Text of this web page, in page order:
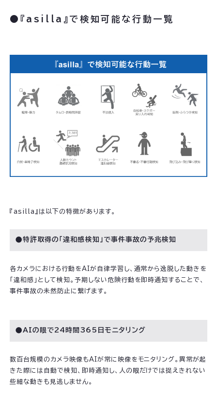
●『asilla』で検知可能な行動一覧
『asilla』は以下の特徴があります。
●特許取得の「違和感検知」で事件事故の予兆検知
各カメラにおける行動をAIが自律学習し、通常から逸脱した動きを
「違和感」として検知。予期しない危険行動を即時通知することで、
事件事故の未然防止に繋げます。
●AIの眼で24時間365日モニタリング
数百台規模のカメラ映像もAIが常に映像をモニタリング。異常が起
きた際には自動で検知、即時通知し、人の眼だけでは捉えきれない
些細な動きも見逃しません。